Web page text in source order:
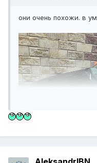
они очень похожи. в